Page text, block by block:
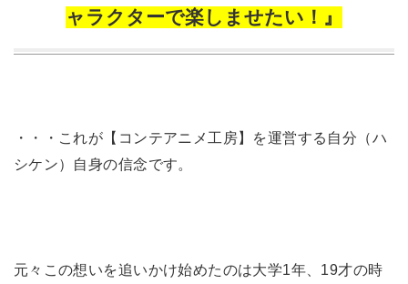
ャラクターで楽しませたい！』
・・・これが【コンテアニメ工房】を運営する自分（ハ
シケン）自身の信念です。
元々この想いを追いかけ始めたのは大学1年、19才の時